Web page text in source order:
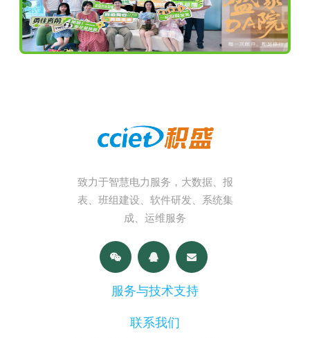
致力于智慧电力服务，大数据、报
表、班组建设、软件研发、系统集
成、运维服务
服务与技术支持
联系我们